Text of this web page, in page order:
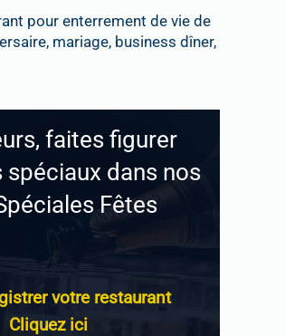
pour enterrement de vie de
mariage, business dîner,
faites figurer
spéciaux dans nos
Fêtes
votre restaurant
Cliquez ici